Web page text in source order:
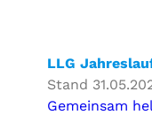
LLG
Stand
Gemeinsam